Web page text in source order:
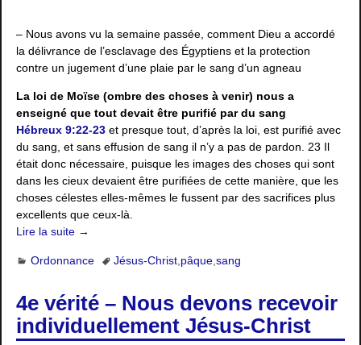
– Nous avons vu la semaine passée, comment Dieu a accordé
la délivrance de l’esclavage des Égyptiens et la protection
contre un jugement d’une plaie par le sang d’un agneau
La loi de Moïse (ombre des choses à venir) nous a
enseigné que tout devait être purifié par du sang
Hébreux 9:22-23 et presque tout, d’après la loi, est purifié avec
du sang, et sans effusion de sang il n’y a pas de pardon. 23 Il
était donc nécessaire, puisque les images des choses qui sont
dans les cieux devaient être purifiées de cette manière, que les
choses célestes elles-mêmes le fussent par des sacrifices plus
excellents que ceux-là.
Lire la suite →
Ordonnance Jésus-Christ, pâque, sang
4e vérité – Nous devons recevoir
individuellement Jésus-Christ